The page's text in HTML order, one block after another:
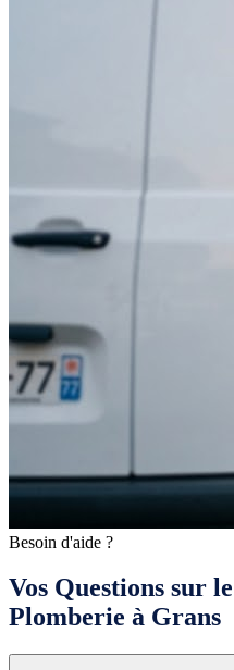
Besoin d'aide ?
Vos Questions sur
Plomberie à Grans